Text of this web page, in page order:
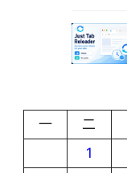
一
二
1